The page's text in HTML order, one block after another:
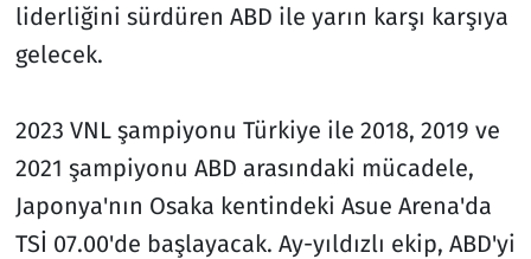
liderliğini sürdüren ABD ile yarın karşı karşıya
gelecek.
2023 VNL şampiyonu Türkiye ile 2018, 2019 ve
2021 şampiyonu ABD arasındaki mücadele,
Japonya'nın Osaka kentindeki Asue Arena'da
TSİ 07.00'de başlayacak. Ay-yıldızlı ekip, ABD'yi